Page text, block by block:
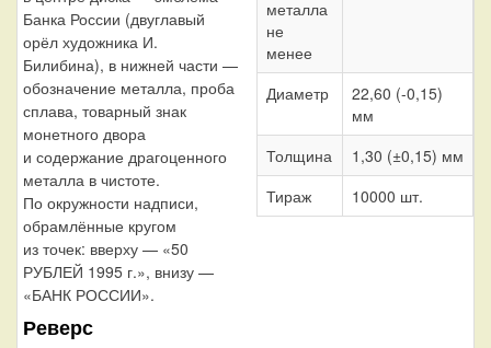
Банка России (двуглавый
орёл художника И.
Билибина), в нижней части —
обозначение металла, проба
сплава, товарный знак
монетного двора
и содержание драгоценного
металла в чистоте.
По окружности надписи,
обрамлённые кругом
из точек: вверху — «50
РУБЛЕЙ 1995 г.», внизу —
«БАНК РОССИИ».
Реверс
металла
не
менее
Диаметр
22,60 (-0,15)
мм
Толщина
1,30 (±0,15) мм
Тираж
10000 шт.